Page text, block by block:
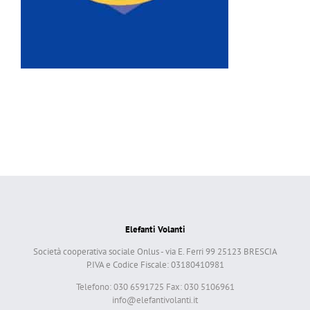
Elefanti Volanti
Società cooperativa sociale Onlus - via E. Ferri 99 25123 BRESCIA
P.IVA e Codice Fiscale: 03180410981
Telefono: 030 6591725 Fax: 030 5106961
info@elefantivolanti.it